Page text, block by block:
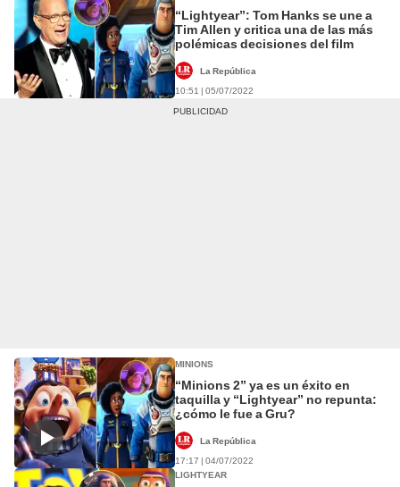
“Lightyear”: Tom Hanks se une a
Tim Allen y critica una de las más
polémicas decisiones del film
La República
10:51 | 05/07/2022
MINIONS
“Minions 2” ya es un éxito en
taquilla y “Lightyear” no repunta:
¿cómo le fue a Gru?
La República
17:17 | 04/07/2022
LIGHTYEAR